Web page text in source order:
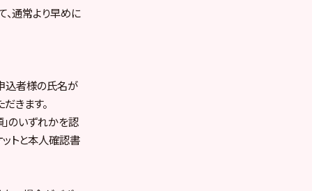
通常より早めに
申込者様の氏名が
きます。
のいずれかを認
ットと本人確認書